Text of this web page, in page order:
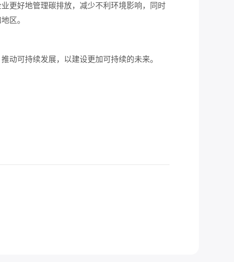
更好地管理碳排放，减少不利环境影响，同时
区。
动可持续发展，以建设更加可持续的未来。